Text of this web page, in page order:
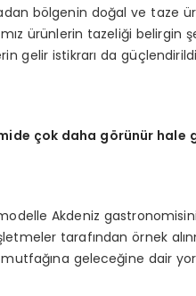
bölgenin doğal ve taze
ürünlerin tazeliği belirgin
gelir istikrarı da
çok daha görünür hale
modelle Akdeniz
tarafından örnek
geleceğine dair